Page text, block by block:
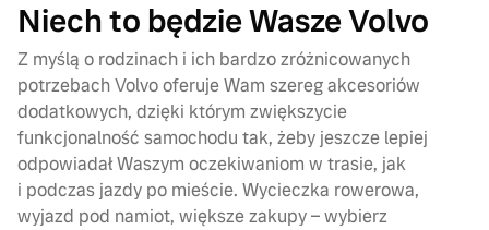
Niech to będzie Wasze Volvo
Z myślą o rodzinach i ich bardzo zróżnicowanych
potrzebach Volvo oferuje Wam szereg akcesoriów
dodatkowych, dzięki którym zwiększycie
funkcjonalność samochodu tak, żeby jeszcze lepiej
odpowiadał Waszym oczekiwaniom w trasie, jak
i podczas jazdy po mieście. Wycieczka rowerowa,
wyjazd pod namiot, większe zakupy – wybierz